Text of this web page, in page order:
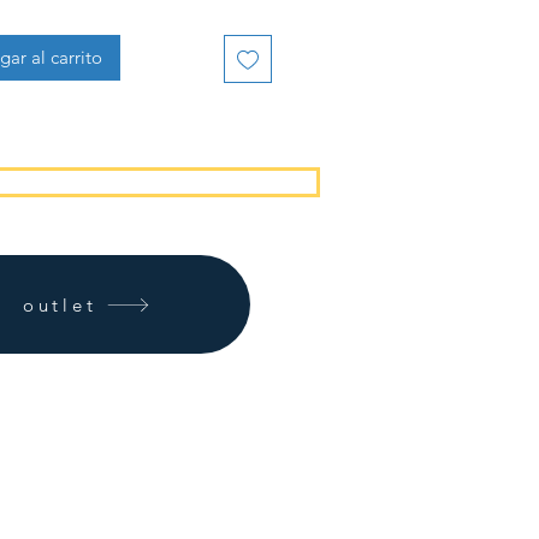
al carrito
outlet